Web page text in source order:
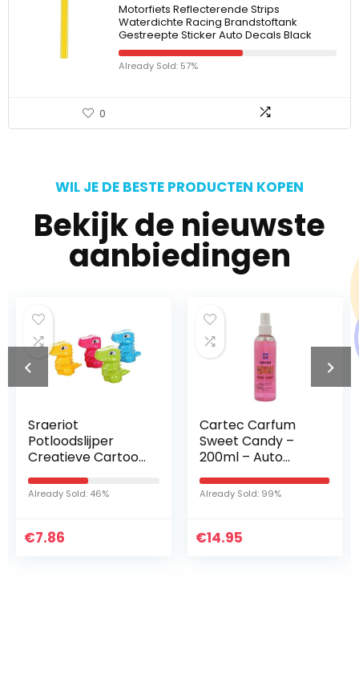
Motorfiets Reflecterende Strips
Waterdichte Racing Brandstoftank
Gestreepte Sticker Auto Decals Black
Already Sold: 57%
0
WIL JE DE BESTE PRODUCTEN KOPEN
Bekijk de nieuwste
aanbiedingen
Sweet Candy –
200ml – Auto
geurtje
Already Sold: 99%
Simoni Racing
TP/1Y marker
permanente
voor banden,
Already Sold: 67%